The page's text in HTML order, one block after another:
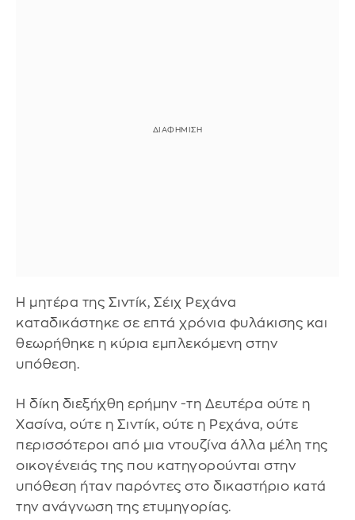
Η μητέρα της Σιντίκ, Σέιχ Ρεχάνα
καταδικάστηκε σε επτά χρόνια φυλάκισης και
θεωρήθηκε η κύρια εμπλεκόμενη στην
υπόθεση.
Η δίκη διεξήχθη ερήμην -τη Δευτέρα ούτε η
Χασίνα, ούτε η Σιντίκ, ούτε η Ρεχάνα, ούτε
περισσότεροι από μια ντουζίνα άλλα μέλη της
οικογένειάς της που κατηγορούνται στην
υπόθεση ήταν παρόντες στο δικαστήριο κατά
την ανάγνωση της ετυμηγορίας.